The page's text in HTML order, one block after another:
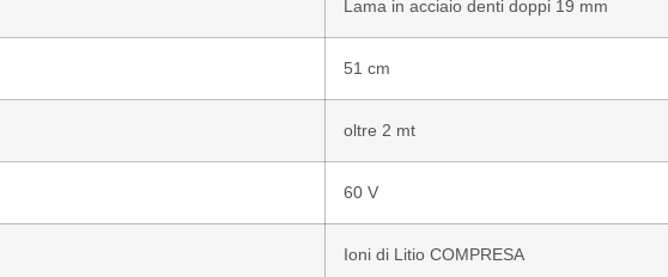
Lama in acciaio denti doppi 19 mm
51 cm
oltre 2 mt
60 V
Ioni di Litio COMPRESA